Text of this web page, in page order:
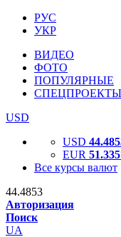
РУС
УКР
ВИДЕО
ФОТО
ПОПУЛЯРНЫЕ
СПЕЦПРОЕКТЫ
USD
USD
EUR
Все курсы валют
44.4853
Авторизация
Поиск
UA